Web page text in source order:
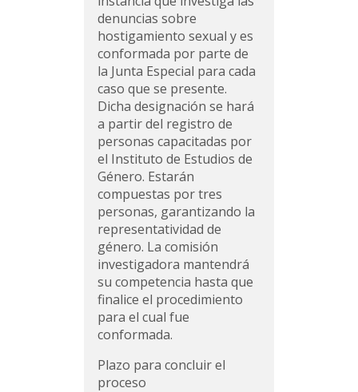
denuncias sobre
hostigamiento sexual y es
conformada por parte de
la Junta Especial para cada
caso que se presente.
Dicha designación se hará
a partir del registro de
personas capacitadas por
el Instituto de Estudios de
Género. Estarán
compuestas por tres
personas, garantizando la
representatividad de
género. La comisión
investigadora mantendrá
su competencia hasta que
finalice el procedimiento
para el cual fue
conformada.
Plazo para concluir el
proceso